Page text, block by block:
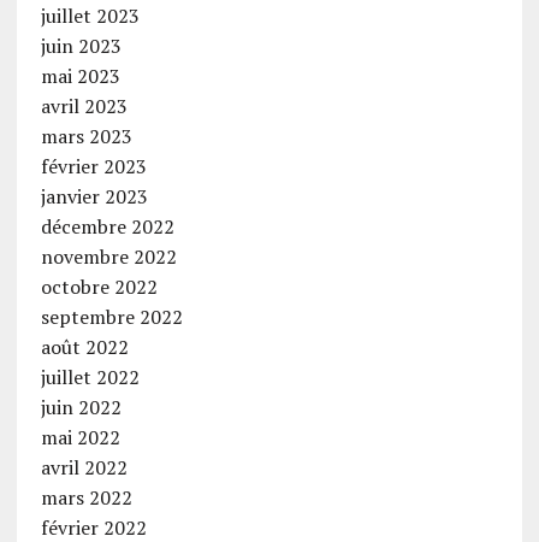
juillet 2023
juin 2023
mai 2023
avril 2023
mars 2023
février 2023
janvier 2023
décembre 2022
novembre 2022
octobre 2022
septembre 2022
août 2022
juillet 2022
juin 2022
mai 2022
avril 2022
mars 2022
février 2022